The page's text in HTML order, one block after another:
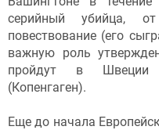
серийный убийца,
повествование (его
важную роль
пройдут в Швеции
(Копенгаген).
Еще до начала